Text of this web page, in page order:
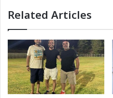
Related Articles